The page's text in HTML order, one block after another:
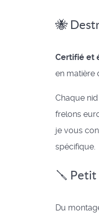
🐝
Certifié et
en matière
Chaque
frelons
je vous
spécifique.
🪛 Petit
Du